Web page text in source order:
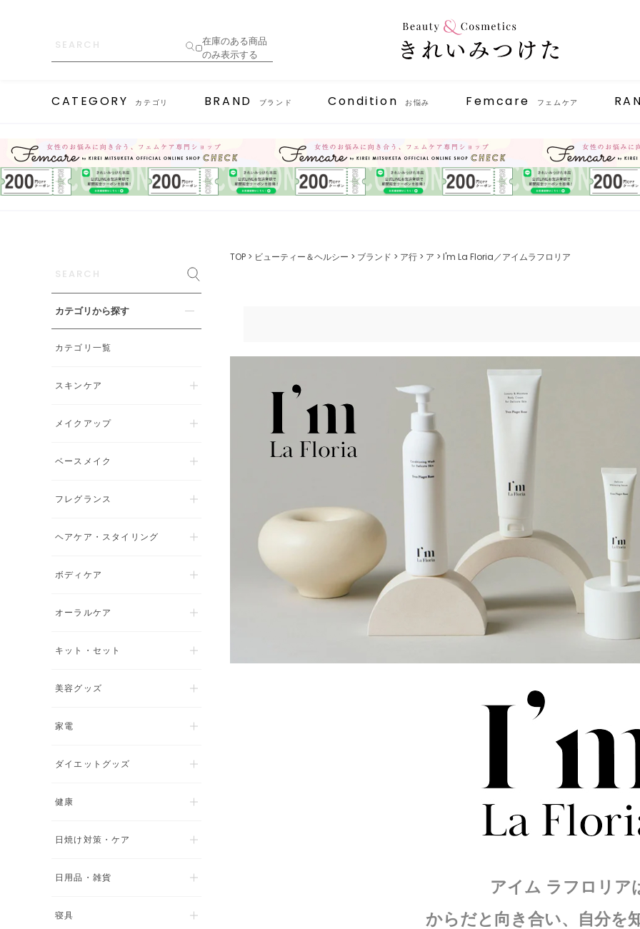
在庫のある商品
のみ表示する
CATEGORY カテゴリ BRAND ブランド Condition お悩み Femcare フェムケア
カテゴリから探す
カテゴリ一覧
スキンケア
メイクアップ
ベースメイク
フレグランス
ヘアケア・スタイリング
ボディケア
オーラルケア
キット・セット
美容グッズ
家電
ダイエットグッズ
健康
日焼け対策・ケア
日用品・雑貨
寝具
TOP ビューティー＆ヘルシー ブランド ア行 ア I'm La Floria／アイムラフロリア
アイム ラフロリア
からだと向き合い、自分を